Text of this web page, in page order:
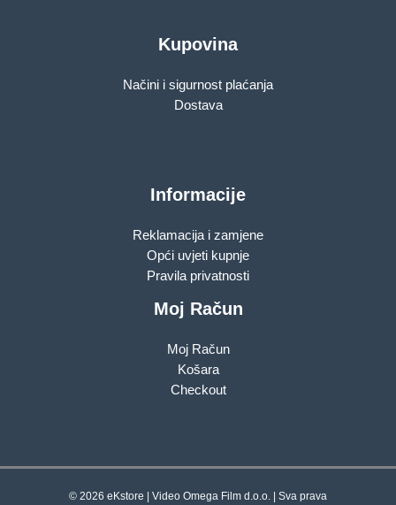
Kupovina
Načini i sigurnost plaćanja
Dostava
Informacije
Reklamacija i zamjene
Opći uvjeti kupnje
Pravila privatnosti
Moj Račun
Moj Račun
Košara
Checkout
© 2026 eKstore | Video Omega Film d.o.o. | Sva prava